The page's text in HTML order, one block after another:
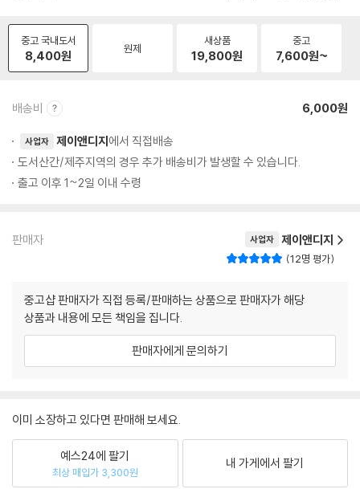
중고 국내도서
8,400원 원제
새상품
19,800원
중고
7,600원~
배송비 6,000원
사업자 제이앤디지에서 직접배송
도서산간/제주지역의 경우 추가 배송비가 발생할 수 있습니다.
출고 이후 1~2일 이내 수령
판매자 사업자 제이앤디지
12명 평가
중고샵 판매자가 직접 등록/판매하는 상품으로 판매자가 해당
상품과 내용에 모든 책임을 집니다.
판매자에게 문의하기
이미 소장하고 있다면 판매해 보세요.
예스24에 팔기
최상 매입가 3,300원
내 가게에서 팔기